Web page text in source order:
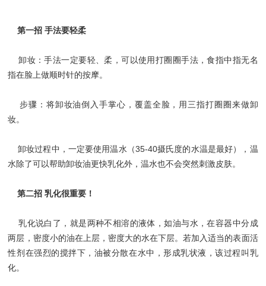
第一招 手法要轻柔
卸妆：手法一定要轻、柔，可以使用打圈圈手法，食指中指无名
指在脸上做顺时针的按摩。
步骤：将卸妆油倒入手掌心，覆盖全脸，用三指打圈圈来做卸
妆。
卸妆过程中，一定要使用温水（35-40摄氏度的水温是最好），温
水除了可以帮助卸妆油更快乳化外，温水也不会突然刺激皮肤。
第二招 乳化很重要！
乳化说白了，就是两种不相溶的液体，如油与水，在容器中分成
两层，密度小的油在上层，密度大的水在下层。若加入适当的表面活
性剂在强烈的搅拌下，油被分散在水中，形成乳状液，该过程叫乳
化。